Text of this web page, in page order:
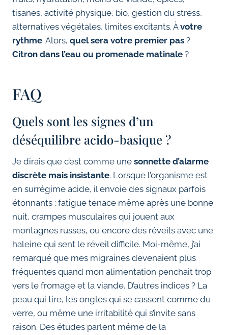
tisanes, activité physique, bio, gestion du stress,
alternatives végétales, limites excitants. Àvotre
rythme. Alors, quel sera votre premier pas ?
Citron dans l’eau ou promenade matinale ?
FAQ
Quels sont les signes d’un
déséquilibre acido-basique ?
Je dirais que c’est comme une sonnette d’alarme
discrète mais insistante. Lorsque l’organisme est
en surrégime acide, il envoie des signaux parfois
étonnants : fatigue tenace même après une bonne
nuit, crampes musculaires qui jouent aux
montagnes russes, ou encore des réveils avec une
haleine qui sent le réveil difficile. Moi-même, j’ai
remarqué que mes migraines devenaient plus
fréquentes quand mon alimentation penchait trop
vers le fromage et la viande. D’autres indices ? La
peau qui tire, les ongles qui se cassent comme du
verre, ou même une irritabilité qui s’invite sans
raison. Des études parlent même de la